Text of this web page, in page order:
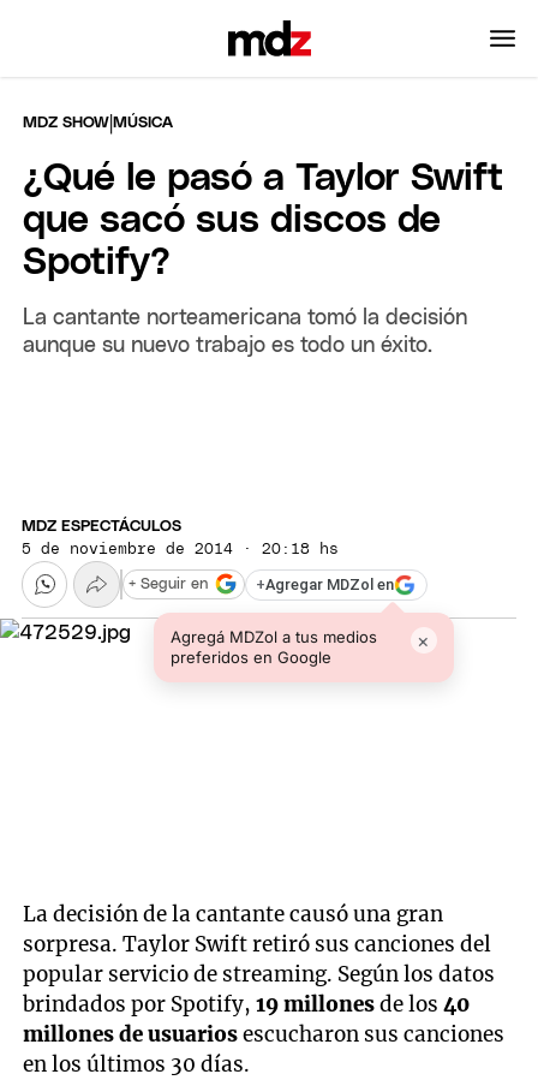
MDZ SHOW |MÚSICA
¿Qué le pasó a Taylor Swift
que sacó sus discos de
Spotify?
La cantante norteamericana tomó la decisión
aunque su nuevo trabajo es todo un éxito.
MDZ ESPECTÁCULOS
5 de noviembre de 2014 · 20:18 hs
+Agregar MDZol en
Agregá MDZol a tus medios
preferidos en Google
×
+ Seguir en
La decisión de la cantante causó una gran
sorpresa. Taylor Swift retiró sus canciones del
popular servicio de streaming. Según los datos
brindados por Spotify,19 millonesde los40
millones de usuariosescucharon sus canciones
en los últimos 30 días.